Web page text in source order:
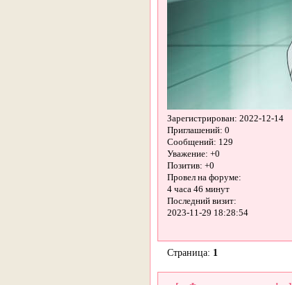
Зарегистрирован: 2022-12-14
Приглашений: 0
Сообщений: 129
Уважение: +0
Позитив: +0
Провел на форуме:
4 часа 46 минут
Последний визит:
2023-11-29 18:28:54
Страница: 1